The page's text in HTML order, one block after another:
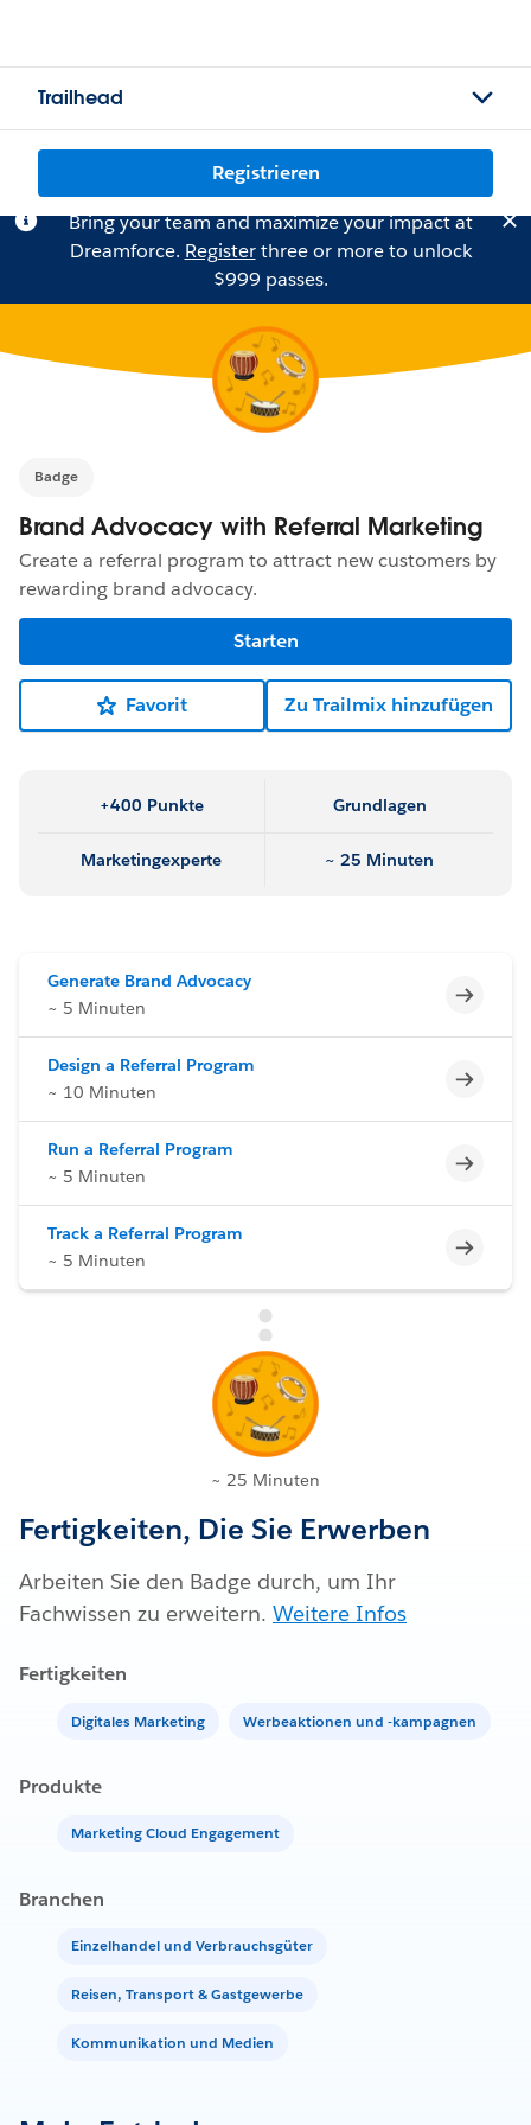
Trailhead
Registrieren
Bring your team and maximize your impact at
Dreamforce. Registerthree or more to unlock
$999 passes.
Badge
Brand Advocacy with Referral Marketing
Create a referral program to attract new customers by
rewarding brand advocacy.
Starten
Favorit Zu Trailmix hinzufügen
+400 Punkte Grundlagen
Marketingexperte ~ 25 Minuten
Generate Brand Advocacy
~ 5 Minuten
Design a Referral Program
~ 10 Minuten
Run a Referral Program
~ 5 Minuten
Track a Referral Program
~ 5 Minuten
~ 25 Minuten
Fertigkeiten, Die Sie Erwerben
Arbeiten Sie den Badge durch, um Ihr
Fachwissen zu erweitern. Weitere Infos
Fertigkeiten
Digitales Marketing Werbeaktionen und -kampagnen
Produkte
Marketing Cloud Engagement
Branchen
Einzelhandel und Verbrauchsgüter
Reisen, Transport & Gastgewerbe
Kommunikation und Medien